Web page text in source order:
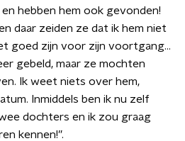
hebben hem ook gevonden!
daar zeiden ze dat ik hem niet
goed zijn voor zijn voortgang...
gebeld, maar ze mochten
Ik weet niets over hem,
Inmiddels ben ik nu zelf
dochters en ik zou graag
kennen!”.